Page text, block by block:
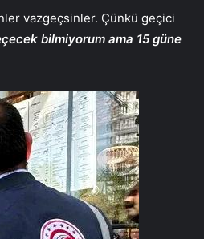
vazgeçsinler. Çünkü geçici
bilmiyorum ama 15 güne